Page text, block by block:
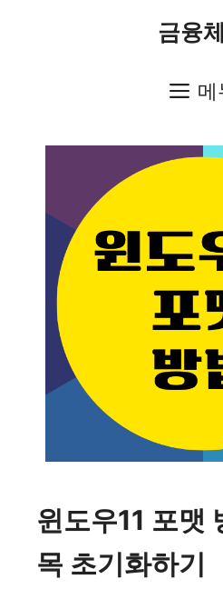
금융
메
윈도우11 포맷
목 초기화하기